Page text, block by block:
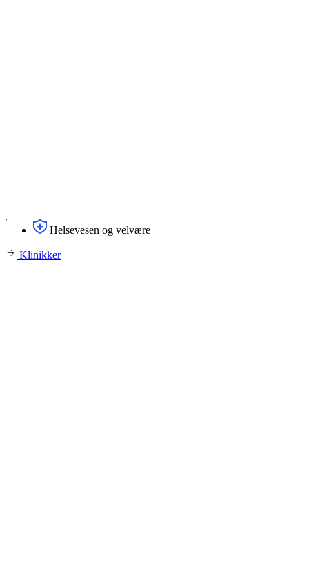
Helsevesen og velvære
Klinikker